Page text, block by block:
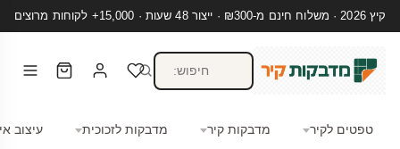
קיץ 2026 · משלוח חינם מ-₪300 · ייצור 48 שעות · 15,000+ לקוחות מרוצים
טפטים לקיר מדבקות קיר מדבקות לזכוכית עיצוב